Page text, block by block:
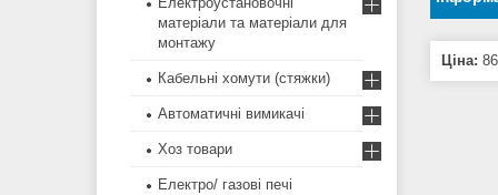
Ціна:
матеріали та матеріали для
монтажу
Кабельні хомути (стяжки)
Автоматичні вимикачі
Хоз товари
Електро/ газові печі